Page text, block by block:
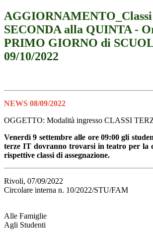
SECONDA alla QUINTA -
PRIMO GIORNO di
09/10/2022
NEWS 08/09/2022
OGGETTO: Modalità ingresso CLASSI
Venerdì 9 settembre alle ore 09:00 gli
terze IT dovranno trovarsi in teatro per la
rispettive classi di assegnazione.
Rivoli, 07/09/2022
Circolare interna n. 10/2022/STU/FAM
Alle Famiglie
Agli Studenti